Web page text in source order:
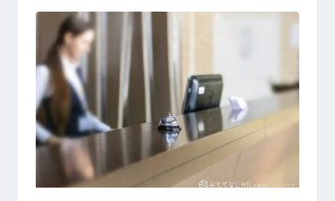
フロントスタッフ